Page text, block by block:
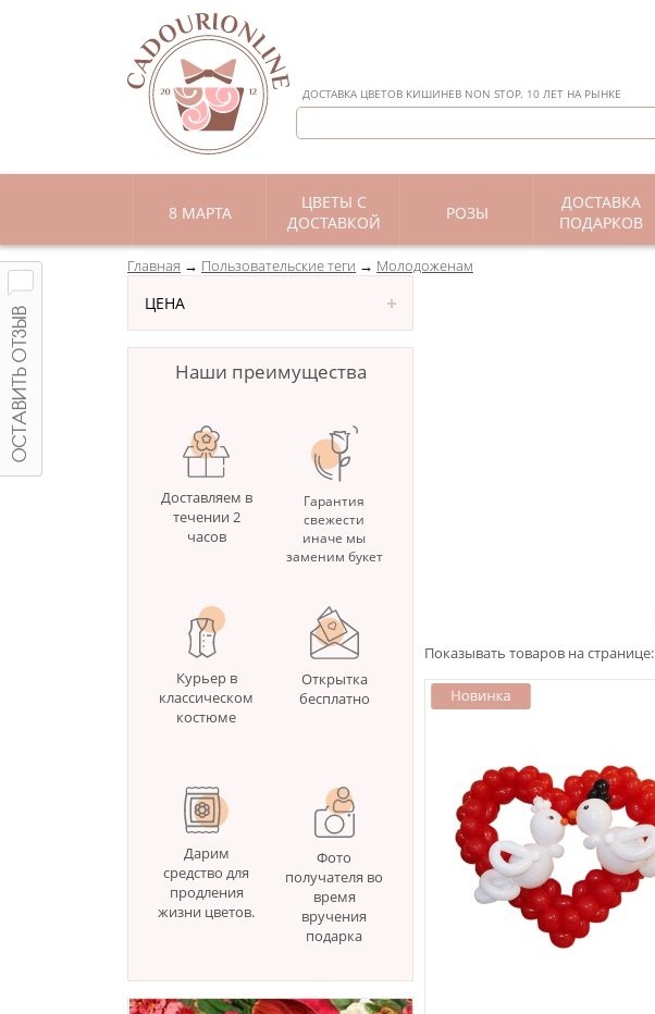
ДОСТАВКА ЦВЕТОВ КИШИНЕВ NON STOP. 10 ЛЕТ НА РЫНКЕ
8 МАРТА
ЦВЕТЫ С
ДОСТАВКОЙ
РОЗЫ
ДОСТАВКА
ПОДАРКОВ
Главная Пользовательские теги Молодоженам
ЦЕНА
Наши преимущества
Доставляем в
течении 2
часов
Гарантия
свежести
иначе мы
заменим букет
Курьер в
классическом
костюме
Открытка
бесплатно
Дарим
средство для
продления
жизни цветов.
Фото
получателя во
время
вручения
подарка
Показывать товаров на странице: